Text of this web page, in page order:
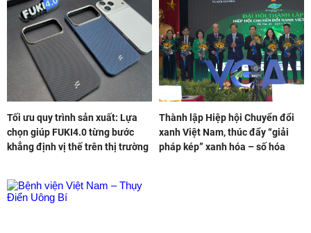
Tối ưu quy trình sản xuất: Lựa
chọn giúp FUKI4.0 từng bước
khẳng định vị thế trên thị trường
Thành lập Hiệp hội Chuyển đổi
xanh Việt Nam, thúc đẩy “giải
pháp kép” xanh hóa – số hóa